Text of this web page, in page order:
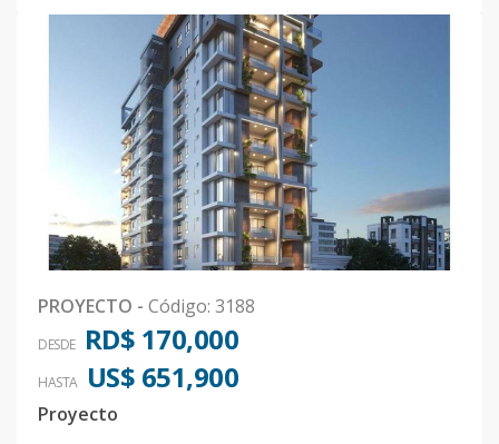
PROYECTO - Código: 3188
DESDE RD$ 170,000
HASTA US$ 651,900
Proyecto